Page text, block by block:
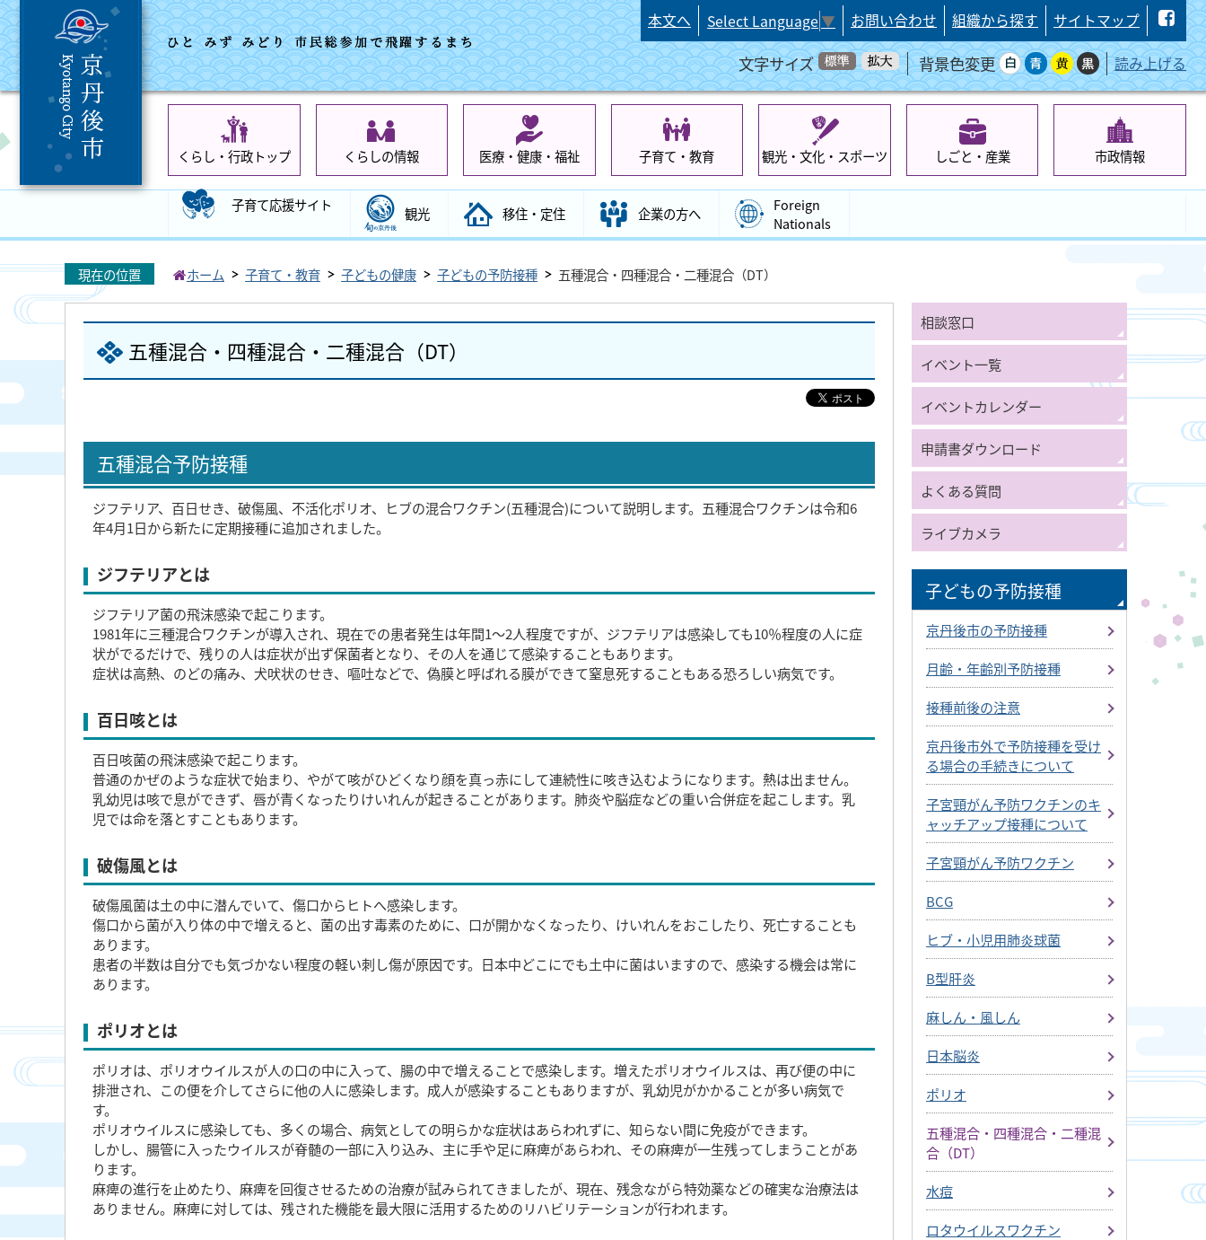
本文へ Select Language▼ お問い合わせ 組織から探す サイトマップ
文字サイズ 背景色変更 読み上げる
くらし・行政トップ くらしの情報 医療・健康・福祉 子育て・教育 観光・文化・スポーツ しごと・産業 市政情報
子育て応援サイト 観光 移住・定住 企業の方へ
Foreign
Nationals
現在の位置 ホーム 子育て・教育 子どもの健康 子どもの予防接種 五種混合・四種混合・二種混合（DT）
五種混合・四種混合・二種混合（DT）
五種混合予防接種
ジフテリア、百日せき、破傷風、不活化ポリオ、ヒブの混合ワクチン(五種混合)について説明します。五種混合ワクチンは令和6
年4月1日から新たに定期接種に追加されました。
ジフテリアとは
ジフテリア菌の飛沫感染で起こります。
1981年に三種混合ワクチンが導入され、現在での患者発生は年間1～2人程度ですが、ジフテリアは感染しても10％程度の人に症
状がでるだけで、残りの人は症状が出ず保菌者となり、その人を通じて感染することもあります。
症状は高熱、のどの痛み、犬吠状のせき、嘔吐などで、偽膜と呼ばれる膜ができて窒息死することもある恐ろしい病気です。
百日咳とは
百日咳菌の飛沫感染で起こります。
普通のかぜのような症状で始まり、やがて咳がひどくなり顔を真っ赤にして連続性に咳き込むようになります。熱は出ません。
乳幼児は咳で息ができず、唇が青くなったりけいれんが起きることがあります。肺炎や脳症などの重い合併症を起こします。乳
児では命を落とすこともあります。
破傷風とは
破傷風菌は土の中に潜んでいて、傷口からヒトへ感染します。
傷口から菌が入り体の中で増えると、菌の出す毒素のために、口が開かなくなったり、けいれんをおこしたり、死亡することも
あります。
患者の半数は自分でも気づかない程度の軽い刺し傷が原因です。日本中どこにでも土中に菌はいますので、感染する機会は常に
あります。
ポリオとは
ポリオは、ポリオウイルスが人の口の中に入って、腸の中で増えることで感染します。増えたポリオウイルスは、再び便の中に
排泄され、この便を介してさらに他の人に感染します。成人が感染することもありますが、乳幼児がかかることが多い病気で
す。
ポリオウイルスに感染しても、多くの場合、病気としての明らかな症状はあらわれずに、知らない間に免疫ができます。
しかし、腸管に入ったウイルスが脊髄の一部に入り込み、主に手や足に麻痺があらわれ、その麻痺が一生残ってしまうことがあ
ります。
麻痺の進行を止めたり、麻痺を回復させるための治療が試みられてきましたが、現在、残念ながら特効薬などの確実な治療法は
ありません。麻痺に対しては、残された機能を最大限に活用するためのリハビリテーションが行われます。
相談窓口
イベント一覧
イベントカレンダー
申請書ダウンロード
よくある質問
ライブカメラ
子どもの予防接種
京丹後市の予防接種
月齢・年齢別予防接種
接種前後の注意
京丹後市外で予防接種を受け
る場合の手続きについて
子宮頸がん予防ワクチンのキ
ャッチアップ接種について
子宮頸がん予防ワクチン
BCG
ヒブ・小児用肺炎球菌
B型肝炎
麻しん・風しん
日本脳炎
ポリオ
五種混合・四種混合・二種混
合（DT）
水痘
ロタウイルスワクチン